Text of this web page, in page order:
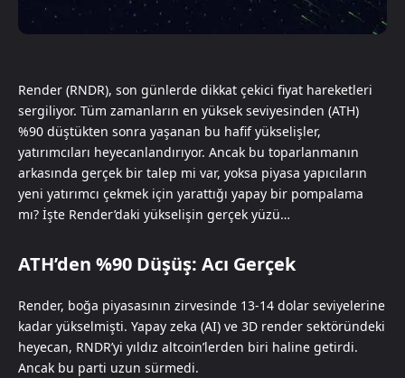
Render (RNDR), son günlerde dikkat çekici fiyat hareketleri
sergiliyor. Tüm zamanların en yüksek seviyesinden (ATH)
%90 düştükten sonra yaşanan bu hafif yükselişler,
yatırımcıları heyecanlandırıyor. Ancak bu toparlanmanın
arkasında gerçek bir talep mi var, yoksa piyasa yapıcıların
yeni yatırımcı çekmek için yarattığı yapay bir pompalama
mı? İşte Render’daki yükselişin gerçek yüzü…
ATH’den %90 Düşüş: Acı Gerçek
Render, boğa piyasasının zirvesinde 13-14 dolar seviyelerine
kadar yükselmişti. Yapay zeka (AI) ve 3D render sektöründeki
heyecan, RNDR’yi yıldız altcoin’lerden biri haline getirdi.
Ancak bu parti uzun sürmedi.